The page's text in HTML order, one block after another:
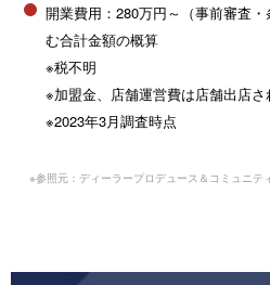
開業費用：280万円～（事前審査
む合計金額の概算
※税不明
※加盟金、店舗運営費は店舗出店さ
※2023年3月調査時点
※参照元：ディーラープロデュース＆コミュニテ